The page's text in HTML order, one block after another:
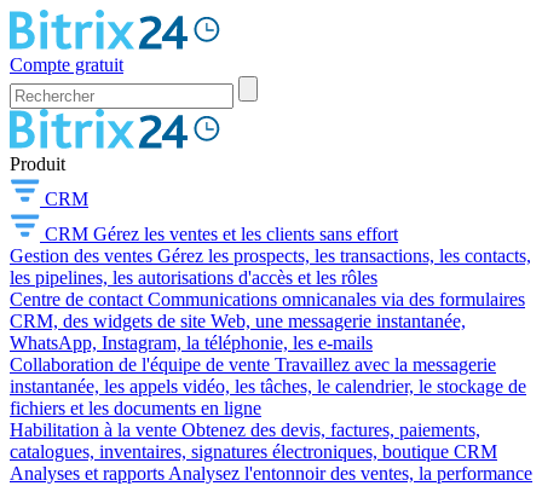
Compte gratuit
Produit
CRM
CRM Gérez les ventes et les clients sans effort
Gestion des ventes Gérez les prospects, les transactions, les contacts,
les pipelines, les autorisations d'accès et les rôles
Centre de contact Communications omnicanales via des formulaires
CRM, des widgets de site Web, une messagerie instantanée,
WhatsApp, Instagram, la téléphonie, les e-mails
Collaboration de l'équipe de vente Travaillez avec la messagerie
instantanée, les appels vidéo, les tâches, le calendrier, le stockage de
fichiers et les documents en ligne
Habilitation à la vente Obtenez des devis, factures, paiements,
catalogues, inventaires, signatures électroniques, boutique CRM
Analyses et rapports Analysez l'entonnoir des ventes, la performance